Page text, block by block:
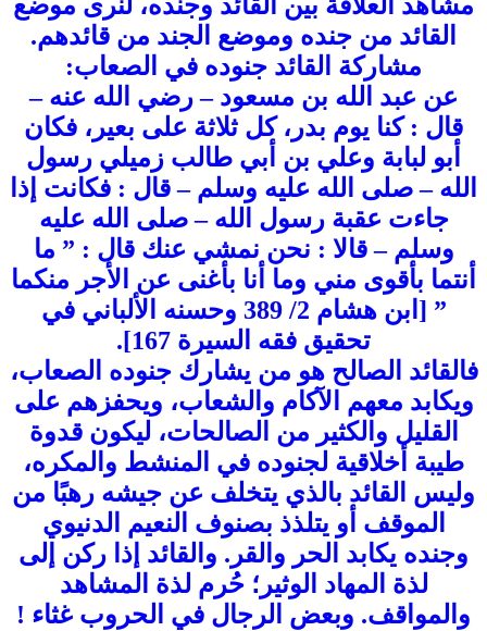
القائد من جنده وموضع الجند من قائدهم.
مشاركة القائد جنوده في الصعاب:
عن عبد الله بن مسعود – رضي الله عنه –
قال : كنا يوم بدر، كل ثلاثة على بعير، فكان
أبو لبابة وعلي بن أبي طالب زميلي رسول
الله – صلى الله عليه وسلم – قال : فكانت إذا
جاءت عقبة رسول الله – صلى الله عليه
وسلم – قالا : نحن نمشي عنك قال : ” ما
أنتما بأقوى مني وما أنا بأغنى عن الأجر منكما
” [ابن هشام 2/ 389 وحسنه الألباني في
تحقيق فقه السيرة 167].
فالقائد الصالح هو من يشارك جنوده الصعاب،
ويكابد معهم الآكام والشعاب، ويحفزهم على
القليل والكثير من الصالحات، ليكون قدوة
طيبة أخلاقية لجنوده في المنشط والمكره،
وليس القائد بالذي يتخلف عن جيشه رهبًا من
الموقف أو يتلذذ بصنوف النعيم الدنيوي
وجنده يكابد الحر والقر. والقائد إذا ركن إلى
لذة المهاد الوثير؛ حُرم لذة المشاهد
والمواقف. وبعض الرجال في الحروب غثاء !